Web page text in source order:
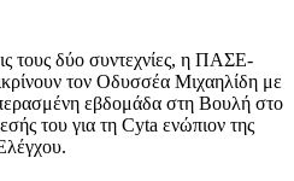
τους δύο συντεχνίες, η ΠΑΣΕ-
τον Οδυσσέα Μιχαηλίδη με
εβδομάδα στη Βουλή στο
του για τη Cyta ενώπιον της